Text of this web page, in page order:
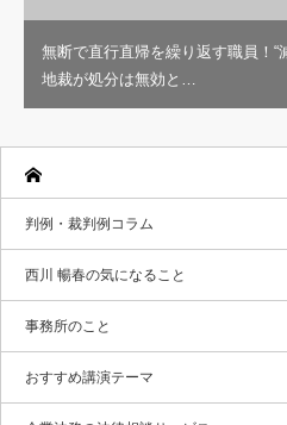
無断で直行直帰を繰り返す職員！“
地裁が処分は無効と…
判例・裁判例コラム
西川 暢春の気になること
事務所のこと
おすすめ講演テーマ